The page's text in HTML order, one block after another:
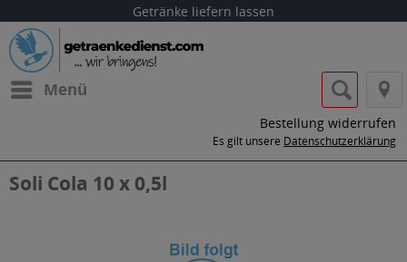
Getränke liefern lassen
Menü
Bestellung widerrufen
Es gilt unsere Datenschutzerklärung
Soli Cola 10 x 0,5l